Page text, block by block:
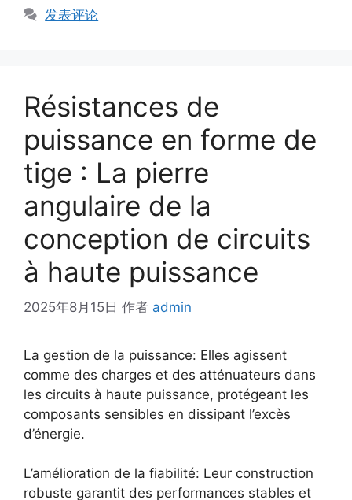
发表评论
Résistances de
puissance en forme de
tige : La pierre
angulaire de la
conception de circuits
à haute puissance
2025年8月15日 作者 admin
La gestion de la puissance: Elles agissent
comme des charges et des atténuateurs dans
les circuits à haute puissance, protégeant les
composants sensibles en dissipant l’excès
d’énergie.
L’amélioration de la fiabilité: Leur construction
robuste garantit des performances stables et